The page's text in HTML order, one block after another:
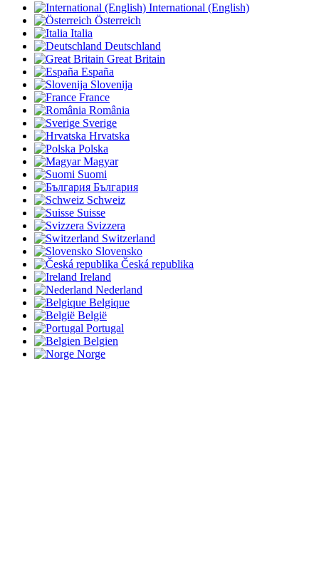
International (English)
Österreich
Italia
Deutschland
Great Britain
España
Slovenija
France
România
Sverige
Hrvatska
Polska
Magyar
Suomi
България
Schweiz
Suisse
Svizzera
Switzerland
Slovensko
Česká republika
Ireland
Nederland
Belgique
België
Portugal
Belgien
Norge